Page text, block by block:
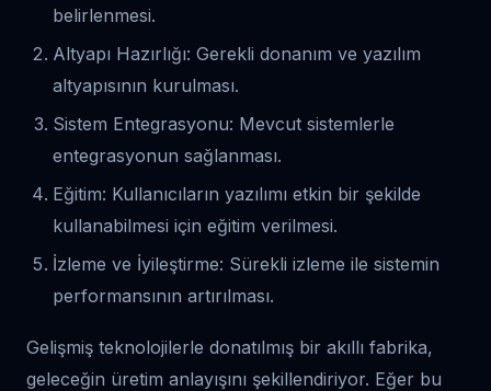
belirlenmesi.
Altyapı Hazırlığı: Gerekli donanım ve yazılım
altyapısının kurulması.
Sistem Entegrasyonu: Mevcut sistemlerle
entegrasyonun sağlanması.
Eğitim: Kullanıcıların yazılımı etkin bir şekilde
kullanabilmesi için eğitim verilmesi.
İzleme ve İyileştirme: Sürekli izleme ile sistemin
performansının artırılması.
Gelişmiş teknolojilerle donatılmış bir akıllı fabrika,
geleceğin üretim anlayışını şekillendiriyor. Eğer bu